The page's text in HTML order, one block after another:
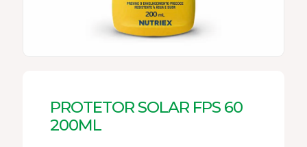
PROTETOR SOLAR FPS 60
200ML